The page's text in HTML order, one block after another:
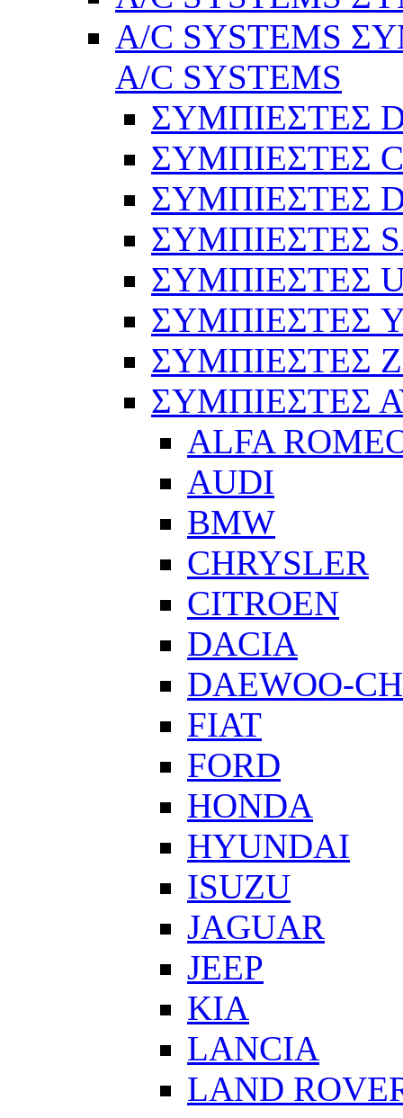
A/C SYSTEMS
A/C SYSTEMS
ΣΥΜΠΙΕΣΤΕΣ
ΣΥΜΠΙΕΣΤΕΣ
ΣΥΜΠΙΕΣΤΕΣ
ΣΥΜΠΙΕΣΤΕΣ
ΣΥΜΠΙΕΣΤΕΣ
ΣΥΜΠΙΕΣΤΕΣ
ΣΥΜΠΙΕΣΤΕΣ
ΣΥΜΠΙΕΣΤΕΣ
ALFA
AUDI
BMW
CHRYSLER
CITROEN
DACIA
DAEWOO-
FIAT
FORD
HONDA
HYUNDAI
ISUZU
JAGUAR
JEEP
KIA
LANCIA
LAND